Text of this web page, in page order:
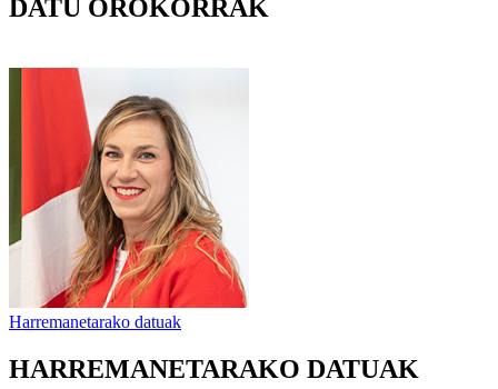
DATU OROKORRAK
Harremanetarako datuak
HARREMANETARAKO DATUAK